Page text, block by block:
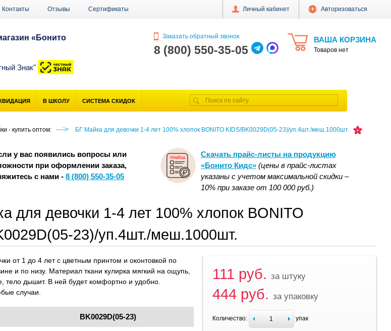
Личный кабинет Авторизоваться
Контакты Отзывы Сертификаты
ВАША КОРЗИНА
Товаров нет
Заказать обратный звонок
8 (800) 550-35-05
«Бонито
Знак"
В ШКОЛУ СИСТЕМА СКИДОК
- купить оптом: БГ Майка для девочки 1-4 лет 100% хлопок BONITO KIDS/BK0029D(05-23)/уп.4шт./меш.1000шт.
у вас появились вопросы или
при оформлении заказа,
с нами -8 (800) 550-35-05
Скачать прайс-листы на продукцию
«Бонито Кидс» (цены в прайс-листах
указаны с учетом максимальной скидки –
10% при заказе от 100 000 руб.)
для девочки 1-4 лет 100% хлопок BONITO
23)/уп.4шт./меш.1000шт.
от 1 до 4 лет с цветным принтом и оконтовкой по
и по низу. Материал ткани кулирка мягкий на ощупь,
тело дышит. В ней будет комфортно и удобно.
случаи.
BK0029D(05-23)
111 руб. за штуку
444 руб. за упаковку
Количество: упак